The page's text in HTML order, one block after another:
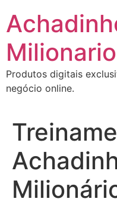
para
conteúdo
Produtos digitais
negócio online.